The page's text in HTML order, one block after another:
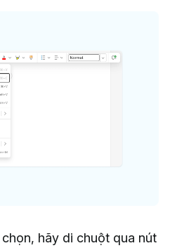
hãy di chuột qua nút